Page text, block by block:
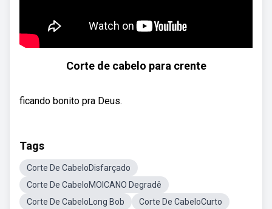
Corte de cabelo para crente
ficando bonito pra Deus.
Tags
Corte De CabeloDisfarçado
Corte De CabeloMOICANO Degradê
Corte De CabeloLong Bob
Corte De CabeloCurto